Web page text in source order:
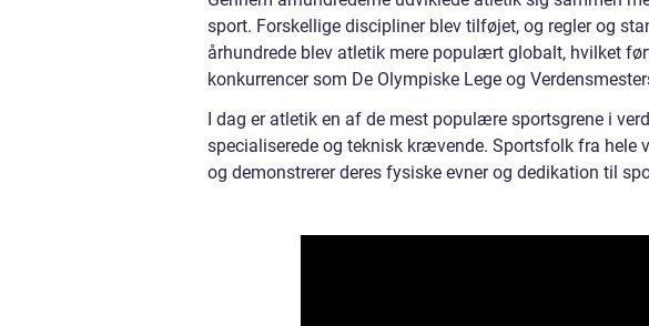
sport. Forskellige discipliner blev tilføjet, og regler og
århundrede blev atletik mere populært globalt, hvilket
konkurrencer som De Olympiske Lege og
I dag er atletik en af de mest populære sportsgrene i
specialiserede og teknisk krævende. Sportsfolk fra hele
og demonstrerer deres fysiske evner og dedikation til